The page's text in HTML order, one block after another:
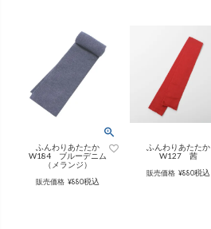
麻
（綿56％、ポリエステル：18％、
ラミー12%、
ポリウレタン2%）
ふんわりあたたか
W184 ブルーデニム
（メランジ）
販売価格 ¥880税込
ふんわりあたたか
W127 茜
販売価格 ¥880税込